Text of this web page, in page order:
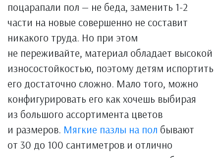
поцарапали пол — не беда, заменить 1-2
части на новые совершенно не составит
никакого труда. Но при этом
не переживайте, материал обладает высокой
износостойкостью, поэтому детям испортить
его достаточно сложно. Мало того, можно
конфигурировать его как хочешь выбирая
из большого ассортимента цветов
и размеров. Мягкие пазлы на пол бывают
от 30 до 100 сантиметров и отлично